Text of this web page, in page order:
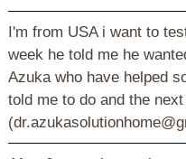
I'm from USA i want to
week he told me he
Azuka who have helped
told me to do and the